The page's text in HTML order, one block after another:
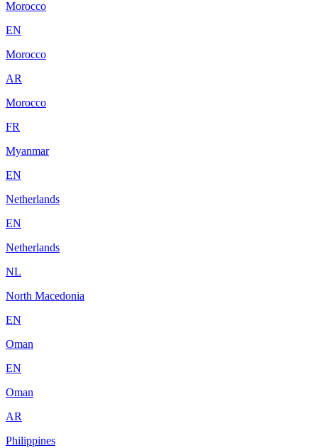
Morocco
EN
Morocco
AR
Morocco
FR
Myanmar
EN
Netherlands
EN
Netherlands
NL
North Macedonia
EN
Oman
EN
Oman
AR
Philippines